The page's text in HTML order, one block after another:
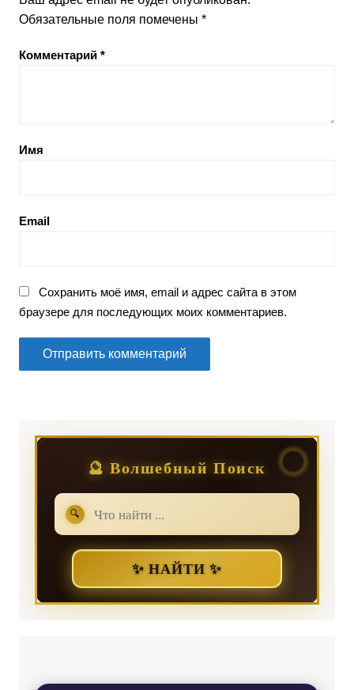
Обязательные поля помечены *
Комментарий *
Имя
Email
Сохранить моё имя, email и адрес сайта в этом
браузере для последующих моих комментариев.
🔮 Волшебный Поиск
🔍
✨ НАЙТИ ✨